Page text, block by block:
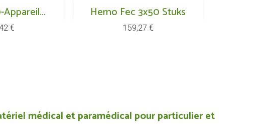
Appareil...
€
rapide Hemo Fec 3x50 Stuks
Prix
159,27 €
 Aperçu rapide
médical et paramédical pour particulier et